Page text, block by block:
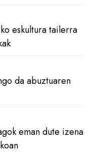
eskultura tailerra
da abuztuaren
eman dute izena